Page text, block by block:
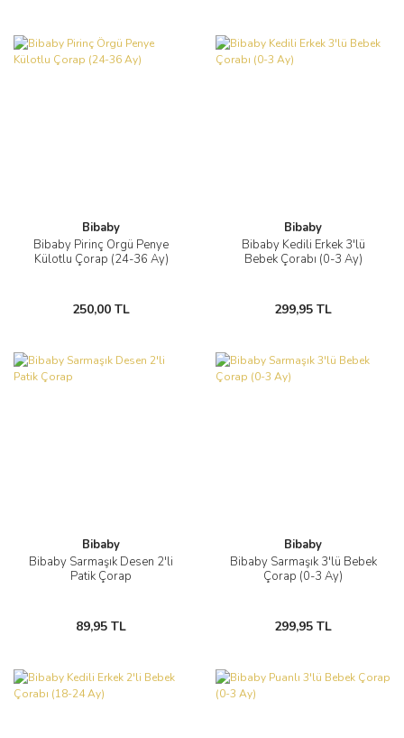
Bibaby
Bibaby Pirinç Örgü Penye
Külotlu Çorap (24-36 Ay)
250,00 TL
Bibaby
Bibaby Kedili Erkek 3'lü
Bebek Çorabı (0-3 Ay)
299,95 TL
Bibaby
Bibaby Sarmaşık Desen 2'li
Patik Çorap
89,95 TL
Bibaby
Bibaby Sarmaşık 3'lü Bebek
Çorap (0-3 Ay)
299,95 TL